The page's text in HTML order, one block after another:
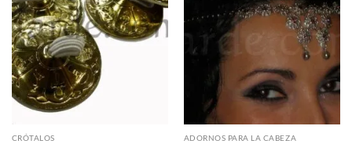
deseos
CRÓTALOS
deseos
ADORNOS PARA LA CABEZA